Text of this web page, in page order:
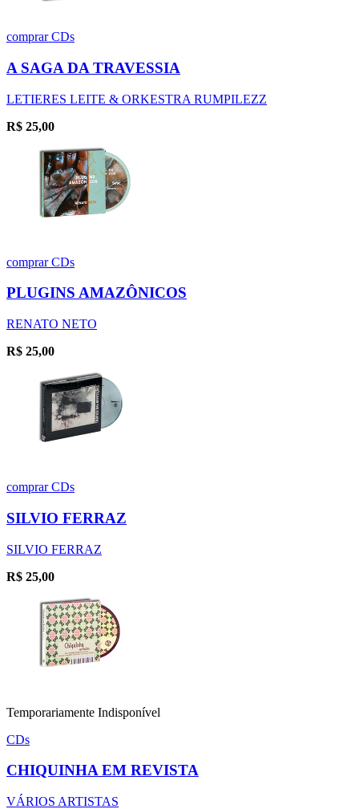
comprarCDs
A SAGA DA TRAVESSIA
LETIERES LEITE & ORKESTRA RUMPILEZZ
R$ 25,00
comprarCDs
PLUGINS AMAZÔNICOS
RENATO NETO
R$ 25,00
comprarCDs
SILVIO FERRAZ
SILVIO FERRAZ
R$ 25,00
Temporariamente Indisponível
CDs
CHIQUINHA EM REVISTA
VÁRIOS ARTISTAS